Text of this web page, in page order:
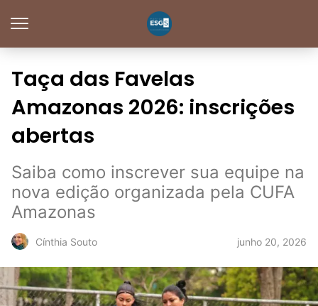
Taça das Favelas
Amazonas 2026: inscrições
abertas
Saiba como inscrever sua equipe na
nova edição organizada pela CUFA
Amazonas
Cínthia Souto junho 20, 2026